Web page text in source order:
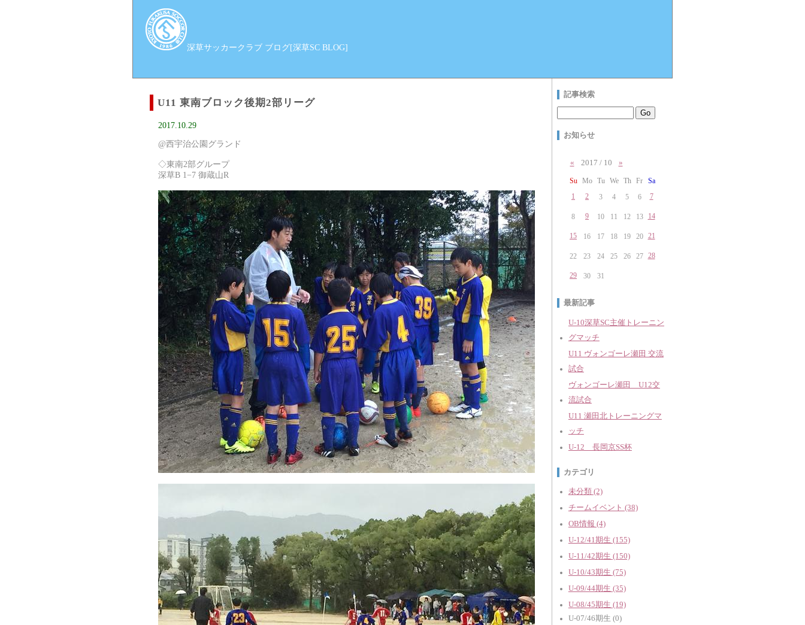
深草サッカークラブ ブログ[深草SC BLOG]
U11 東南ブロック後期2部リーグ
2017.10.29
@西宇治公園グランド
◇東南2部グループ
深草B 1−7 御蔵山R
記事検索
お知らせ
« 2017 / 10 »
Su Mo Tu We Th Fr
Sa
1
2 3 4 5 6 7
8 9 10 11 12 13 14
15 16 17 18 19 20 21
22 23 24 25 26 27 28
29 30 31
最新記事
U-10深草SC主催トレーニン
グマッチ
U11 ヴォンゴーレ瀬田 交流
試合
ヴォンゴーレ瀬田 U12交
流試合
U11 瀬田北トレーニングマ
ッチ
U-12 長岡京SS杯
カテゴリ
未分類 (2)
チームイベント (38)
OB情報 (4)
U-12/41期生 (155)
U-11/42期生 (150)
U-10/43期生 (75)
U-09/44期生 (35)
U-08/45期生 (19)
U-07/46期生 (0)